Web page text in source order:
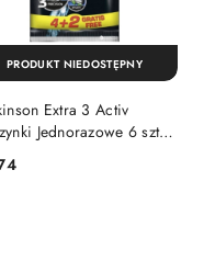
Extra 3 Activ
Jednorazowe 6 szt.
PRODUKT NIEDOSTĘPNY